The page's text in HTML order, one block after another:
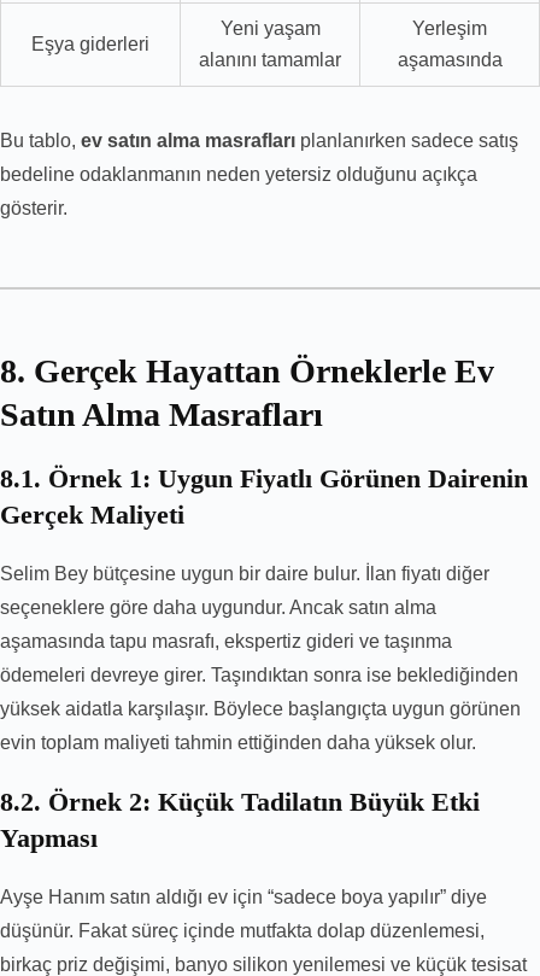
Eşya giderleri
Yeni yaşam
alanını tamamlar
Yerleşim
aşamasında
Bu tablo, ev satın alma masrafları planlanırken sadece satış
bedeline odaklanmanın neden yetersiz olduğunu açıkça
gösterir.
8. Gerçek Hayattan Örneklerle Ev
Satın Alma Masrafları
8.1. Örnek 1: Uygun Fiyatlı Görünen Dairenin
Gerçek Maliyeti
Selim Bey bütçesine uygun bir daire bulur. İlan fiyatı diğer
seçeneklere göre daha uygundur. Ancak satın alma
aşamasında tapu masrafı, ekspertiz gideri ve taşınma
ödemeleri devreye girer. Taşındıktan sonra ise beklediğinden
yüksek aidatla karşılaşır. Böylece başlangıçta uygun görünen
evin toplam maliyeti tahmin ettiğinden daha yüksek olur.
8.2. Örnek 2: Küçük Tadilatın Büyük Etki
Yapması
Ayşe Hanım satın aldığı ev için “sadece boya yapılır” diye
düşünür. Fakat süreç içinde mutfakta dolap düzenlemesi,
birkaç priz değişimi, banyo silikon yenilemesi ve küçük tesisat